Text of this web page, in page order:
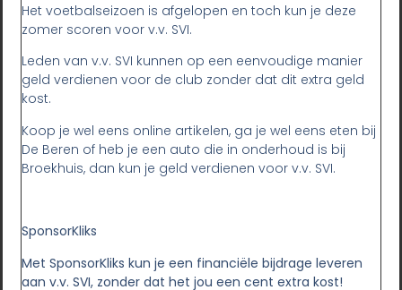
Het voetbalseizoen is afgelopen en toch kun je deze
zomer scoren voor v.v. SVI.
Leden van v.v. SVI kunnen op een eenvoudige manier
geld verdienen voor de club zonder dat dit extra geld
kost.
Koop je wel eens online artikelen, ga je wel eens eten bij
De Beren of heb je een auto die in onderhoud is bij
Broekhuis, dan kun je geld verdienen voor v.v. SVI.
SponsorKliks
Met SponsorKliks kun je een financiële bijdrage leveren
aan v.v. SVI, zonder dat het jou een cent extra kost!